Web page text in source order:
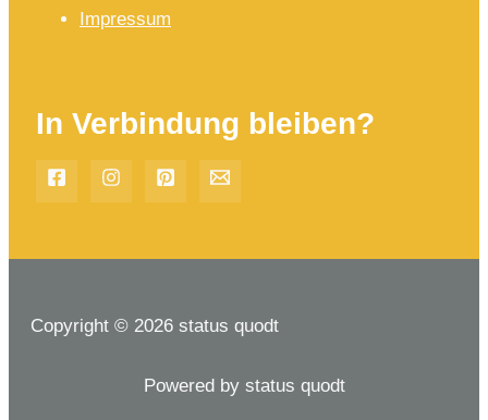
Impressum
In Verbindung bleiben?
Copyright © 2026 status quodt
Powered by status quodt